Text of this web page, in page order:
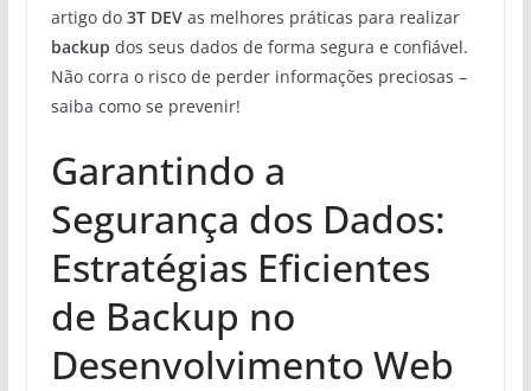
artigo do 3T DEVas melhores práticas para realizar
backup dos seus dados de forma segura e confiável.
Não corra o risco de perder informações preciosas –
saiba como se prevenir!
Garantindo a
Segurança dos Dados:
Estratégias Eficientes
de Backup no
Desenvolvimento Web